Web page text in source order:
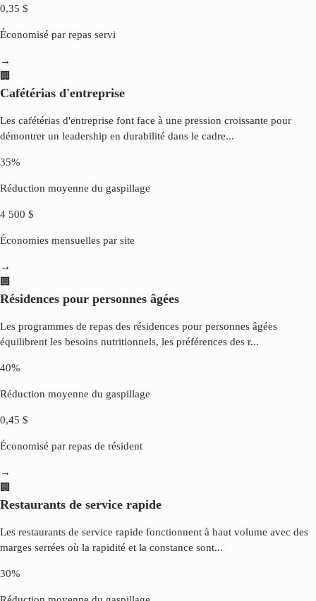
0,35 $
Économisé par repas servi
→
🏢
Cafétérias d'entreprise
Les cafétérias d'entreprise font face à une pression croissante pour
démontrer un leadership en durabilité dans le cadre...
35%
Réduction moyenne du gaspillage
4 500 $
Économies mensuelles par site
→
🏢
Résidences pour personnes âgées
Les programmes de repas des résidences pour personnes âgées
équilibrent les besoins nutritionnels, les préférences des r...
40%
Réduction moyenne du gaspillage
0,45 $
Économisé par repas de résident
→
🏢
Restaurants de service rapide
Les restaurants de service rapide fonctionnent à haut volume avec des
marges serrées où la rapidité et la constance sont...
30%